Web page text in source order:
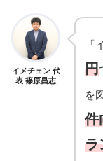
イメチェン 代
表 篠原昌志
「
円
を
件
ラ